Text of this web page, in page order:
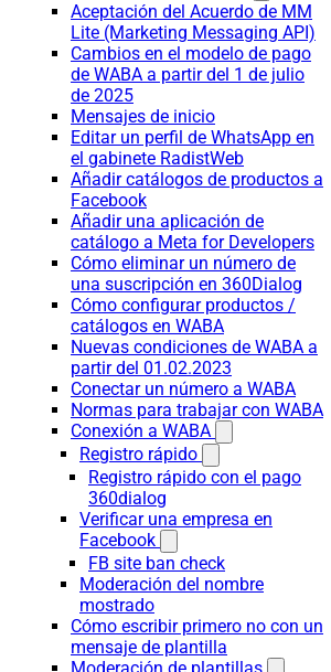
Aceptación del Acuerdo de MM
Lite (Marketing Messaging API)
Cambios en el modelo de pago
de WABA a partir del 1 de julio
de 2025
Mensajes de inicio
Editar un perfil de WhatsApp en
el gabinete RadistWeb
Añadir catálogos de productos a
Facebook
Añadir una aplicación de
catálogo a Meta for Developers
Cómo eliminar un número de
una suscripción en 360Dialog
Cómo configurar productos /
catálogos en WABA
Nuevas condiciones de WABA a
partir del 01.02.2023
Conectar un número a WABA
Normas para trabajar con WABA
Conexión a WABA
Registro rápido
Registro rápido con el pago
360dialog
Verificar una empresa en
Facebook
FB site ban check
Moderación del nombre
mostrado
Cómo escribir primero no con un
mensaje de plantilla